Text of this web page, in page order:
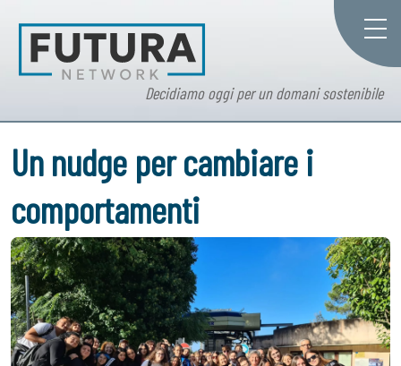
Decidiamo oggi per un domani sostenibile
Un nudge per cambiare i
comportamenti